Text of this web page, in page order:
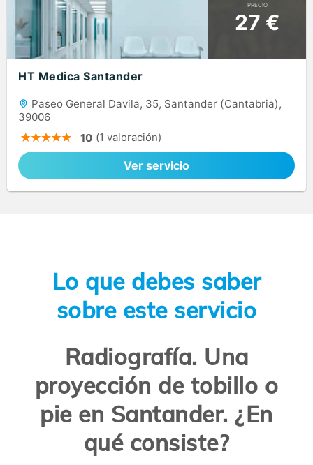
PRECIO
27 €
HT Medica Santander
Paseo General Davila, 35, Santander (Cantabria),
39006
10 (1 valoración)
Ver servicio
Lo que debes saber
sobre este servicio
Radiografía. Una
proyección de tobillo o
pie en Santander. ¿En
qué consiste?